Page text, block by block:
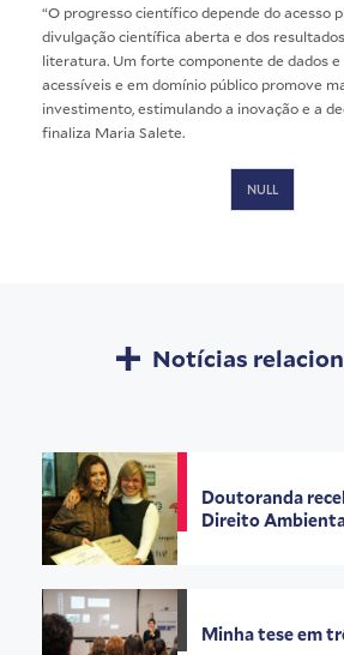
“O progresso científico depende do acesso
divulgação científica aberta e dos
literatura. Um forte componente de dados
acessíveis e em domínio público promove
investimento, estimulando a inovação e a
finaliza Maria Salete.
NULL
Notícias
Doutoranda
Direito
Minha tese em